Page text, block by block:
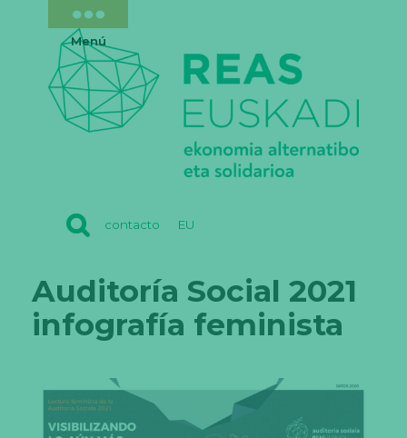
contacto EU
Menú
Auditoría Social 2021
infografía feminista